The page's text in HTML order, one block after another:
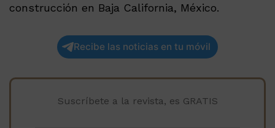
construcción en Baja California, México.
Recibe las noticias en tu móvil
Suscríbete a la revista, es GRATIS